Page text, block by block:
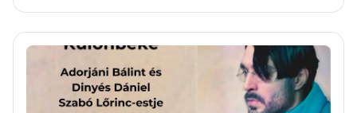
barangolásra.